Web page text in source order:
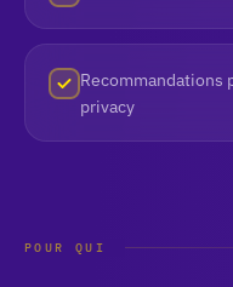
Recommandations
privacy
POUR QUI